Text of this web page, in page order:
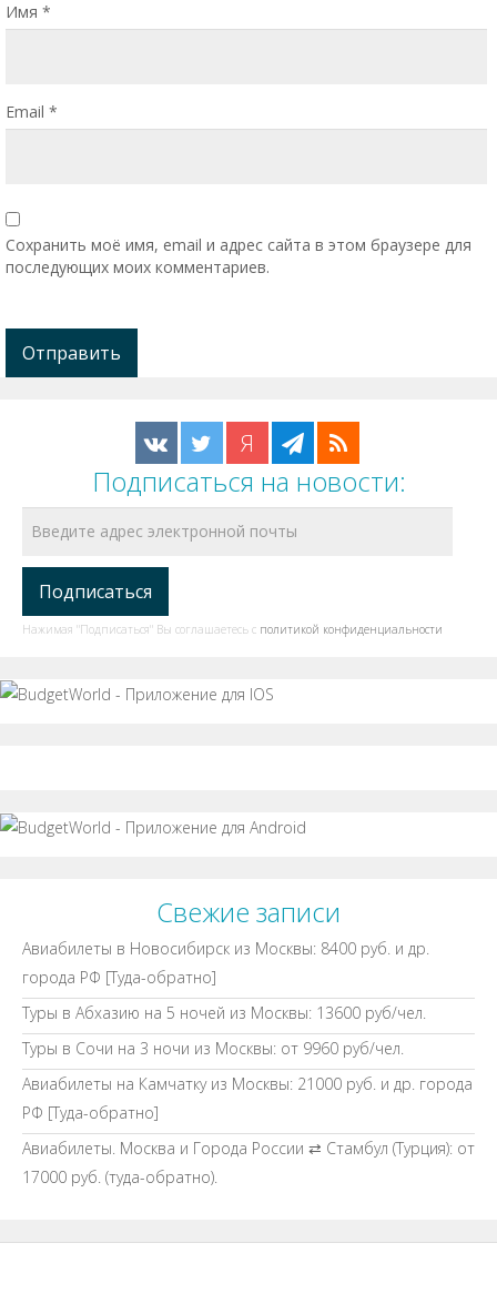
Имя *
Email *
Сохранить моё имя, email и адрес сайта в этом браузере для
последующих моих комментариев.
Я
Подписаться на новости:
Нажимая "Подписаться" Вы соглашаетесь с политикой конфиденциальности
Свежие записи
Авиабилеты в Новосибирск из Москвы: 8400 руб. и др.
города РФ [Туда-обратно]
Туры в Абхазию на 5 ночей из Москвы: 13600 руб/чел.
Туры в Сочи на 3 ночи из Москвы: от 9960 руб/чел.
Авиабилеты на Камчатку из Москвы: 21000 руб. и др. города
РФ [Туда-обратно]
Авиабилеты. Москва и Города России ⇄ Стамбул (Турция): от
17000 руб. (туда-обратно).